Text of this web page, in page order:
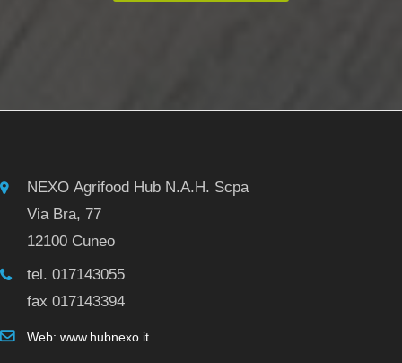
NEXO Agrifood Hub N.A.H. Scpa
Via Bra, 77
12100 Cuneo
tel. 017143055
fax 017143394
Web: www.hubnexo.it